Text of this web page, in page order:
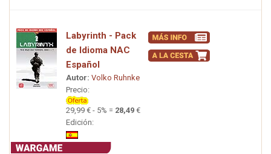
Labyrinth - Pack
de Idioma NAC
Español
Autor: Volko Ruhnke
Precio:
29,99 € - 5% = 28,49 €
Edición: